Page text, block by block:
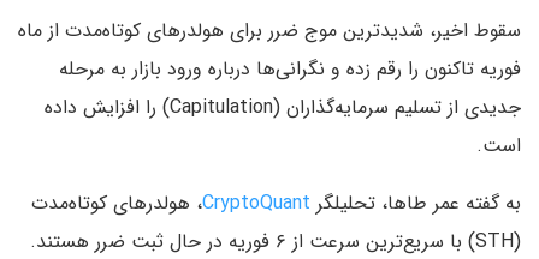
سقوط اخیر، شدیدترین موج ضرر برای هولدرهای کوتاه‌مدت از ماه
فوریه تاکنون را رقم زده و نگرانی‌ها درباره ورود بازار به مرحله
جدیدی از تسلیم سرمایه‌گذاران (Capitulation) را افزایش داده
است.
به گفته عمر طاها، تحلیلگر CryptoQuant، هولدرهای کوتاه‌مدت
(STH) با سریع‌ترین سرعت از ۶ فوریه در حال ثبت ضرر هستند.